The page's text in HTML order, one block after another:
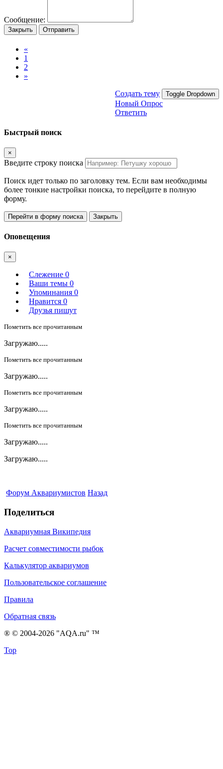
Сообщение:
Закрыть Отправить
«
1
2
»
Создать тему Toggle Dropdown
Новый Опрос
Ответить
Быстрый поиск
×
Введите строку поиска
Поиск идет только по заголовку тем. Если вам необходимы
более тонкие настройки поиска, то перейдите в полную
форму.
Перейти в форму поиска Закрыть
Оповещения
×
Слежение 0
Ваши темы 0
Упоминания 0
Нравится 0
Друзья пишут
Пометить все прочитанным
Загружаю.....
Пометить все прочитанным
Загружаю.....
Пометить все прочитанным
Загружаю.....
Пометить все прочитанным
Загружаю.....
Загружаю.....
Форум Аквариумистов Назад
Поделиться
Аквариумная Википедия
Расчет совместимости рыбок
Калькулятор аквариумов
Пользовательское соглашение
Правила
Обратная связь
® © 2004-2026 "AQA.ru" ™
Top